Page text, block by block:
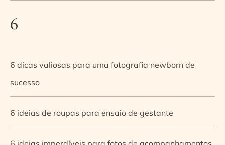
6
6 dicas valiosas para uma fotografia newborn de
sucesso
6 ideias de roupas para ensaio de gestante